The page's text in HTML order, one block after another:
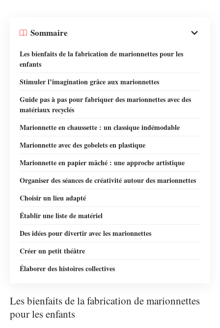
Sommaire
Les bienfaits de la fabrication de marionnettes pour les
enfants
Stimuler l’imagination grâce aux marionnettes
Guide pas à pas pour fabriquer des marionnettes avec des
matériaux recyclés
Marionnette en chaussette : un classique indémodable
Marionnette avec des gobelets en plastique
Marionnette en papier mâché : une approche artistique
Organiser des séances de créativité autour des marionnettes
Choisir un lieu adapté
Établir une liste de matériel
Des idées pour divertir avec les marionnettes
Créer un petit théâtre
Élaborer des histoires collectives
Les bienfaits de la fabrication de marionnettes
pour les enfants